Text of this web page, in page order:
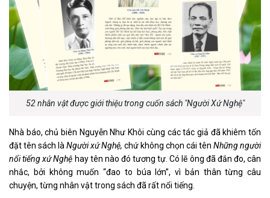
52 nhân vật được giới thiệu trong cuốn sách "Người Xứ Nghệ"
Nhà báo, chủ biên Nguyễn Như Khôi cùng các tác giả đã khiêm tốn
đặt tên sách là Người xứ Nghệ, chứ không chọn cái tên Những người
nổi tiếng xứ Nghệ hay tên nào đó tương tự. Có lẽ ông đã đắn đo, cân
nhắc, bởi không muốn “đao to búa lớn”, vì bản thân từng câu
chuyện, từng nhân vật trong sách đã rất nổi tiếng.